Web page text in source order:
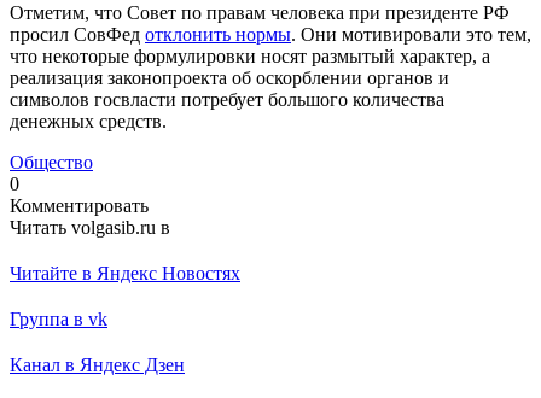
Отметим, что Совет по правам человека при президенте РФ
просил СовФед отклонить нормы. Они мотивировали это тем,
что некоторые формулировки носят размытый характер, а
реализация законопроекта об оскорблении органов и
символов госвласти потребует большого количества
денежных средств.
Общество
0
Комментировать
Читать volgasib.ru в
Читайте в Яндекс Новостях
Группа в vk
Канал в Яндекс Дзен